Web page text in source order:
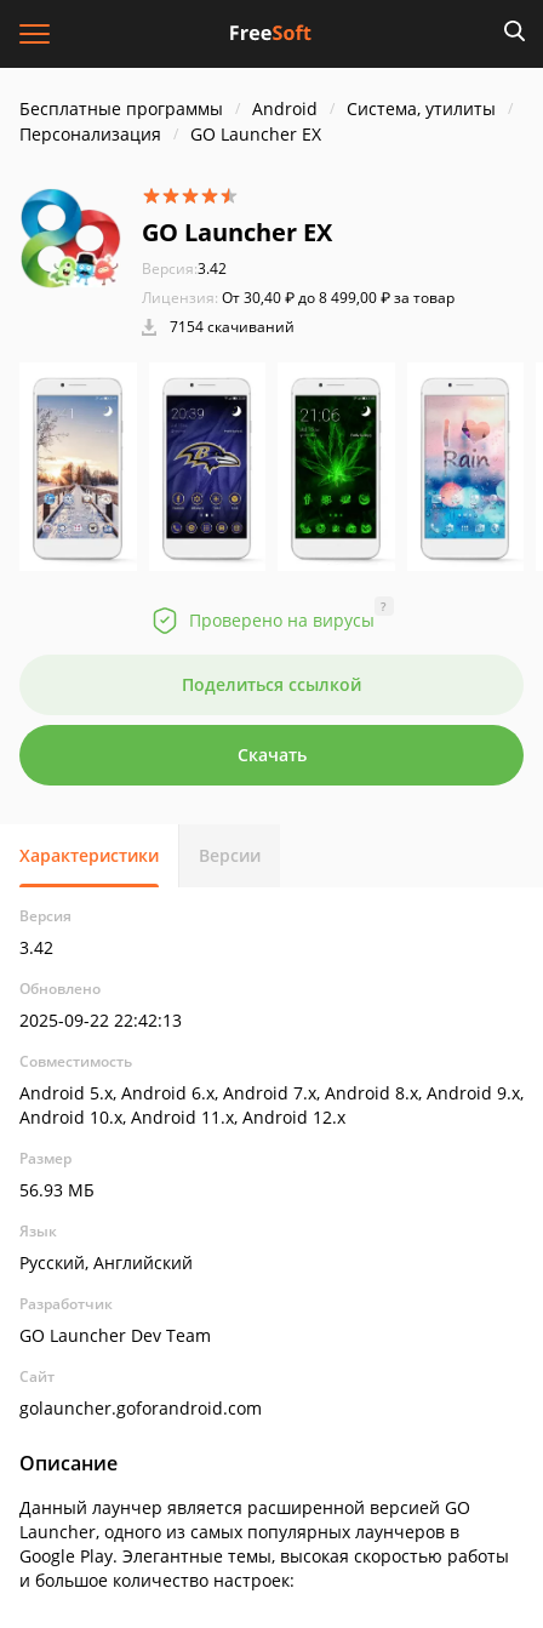
Бесплатные программы Android
Система, утилиты
Персонализация
GO Launcher EX
GO Launcher EX
Версия:3.42
Лицензия: От 30,40 ₽ до 8 499,00 ₽ за товар
7154 скачиваний
Проверено на вирусы
?
Поделиться ссылкой
Скачать
Характеристики Версии
Версия
3.42
Обновлено
2025-09-22 22:42:13
Совместимость
Android 5.x, Android 6.x, Android 7.x, Android 8.x, Android 9.x,
Android 10.x, Android 11.x, Android 12.x
Размер
56.93 МБ
Язык
Русский, Английский
Разработчик
GO Launcher Dev Team
Сайт
golauncher.goforandroid.com
Описание
Данный лаунчер является расширенной версией GO
Launcher, одного из самых популярных лаунчеров в
Google Play. Элегантные темы, высокая скоростью работы
и большое количество настроек: